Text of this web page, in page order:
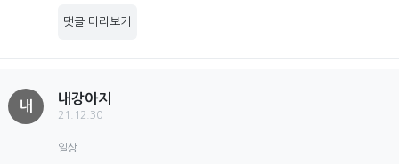
댓글 미리보기
내
내강아지
21.12.30
일상